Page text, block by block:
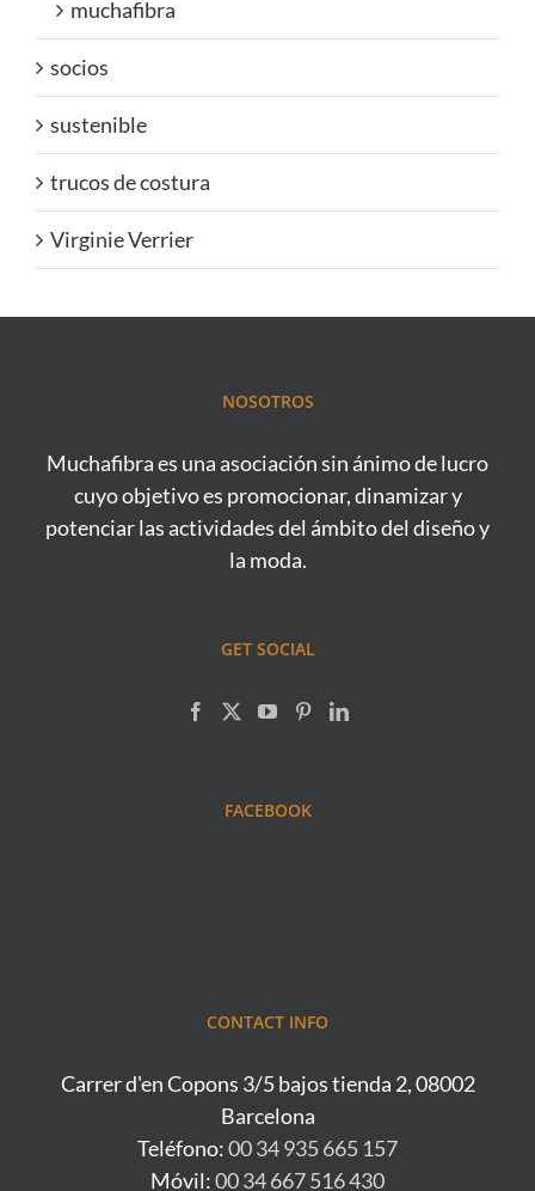
muchafibra
socios
sustenible
trucos de costura
Virginie Verrier
NOSOTROS
Muchafibra es una asociación sin ánimo de lucro
cuyo objetivo es promocionar, dinamizar y
potenciar las actividades del ámbito del diseño y
la moda.
GET SOCIAL
FACEBOOK
CONTACT INFO
Carrer d'en Copons 3/5 bajos tienda 2, 08002
Barcelona
Teléfono:00 34 935 665 157
Móvil:00 34 667 516 430